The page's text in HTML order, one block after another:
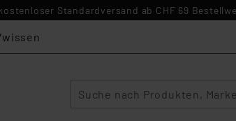
Standardversand ab CHF 69